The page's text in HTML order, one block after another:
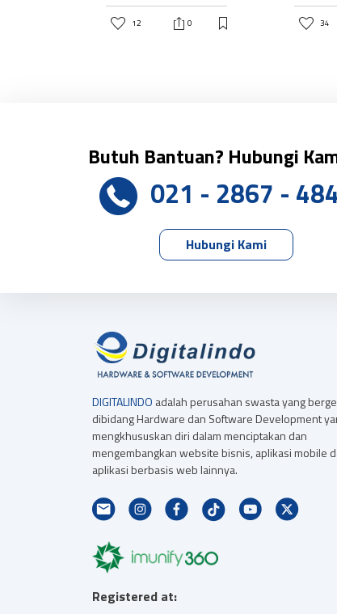
12 0 34
Butuh Bantuan? Hubungi
021 - 2867 -
Hubungi Kami
DIGITALINDO adalah perusahan swasta yang
dibidang Hardware dan Software Development
mengkhususkan diri dalam menciptakan dan
mengembangkan website bisnis, aplikasi mobile
aplikasi berbasis web lainnya.
Registered at: